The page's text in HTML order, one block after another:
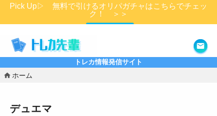
Pick Up▷ 無料で引けるオリパガチャはこちらでチェッ
ク！ ＞＞
トレカ情報発信サイト
ホーム
デュエマ